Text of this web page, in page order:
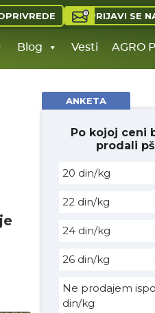
PRIJAVI SE
Blog Vesti AGRO
ANKETA
Po kojoj ceni
prodali
20 din/kg
22 din/kg
24 din/kg
26 din/kg
Ne prodajem
din/kg